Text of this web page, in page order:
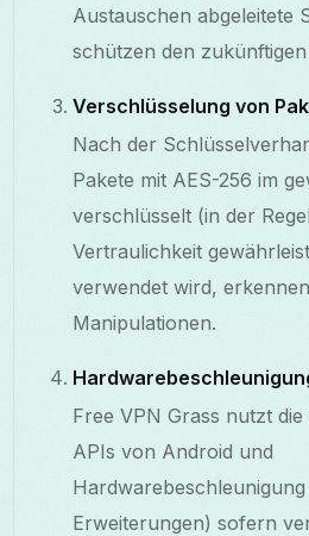
Austauschen abgeleitete
schützen den
Verschlüsselung von
Nach der
Pakete mit AES-256 im
verschlüsselt (in der
Vertraulichkeit
verwendet wird,
Manipulationen.
Free VPN Grass nutzt
APIs von Android und
Erweiterungen) sofern